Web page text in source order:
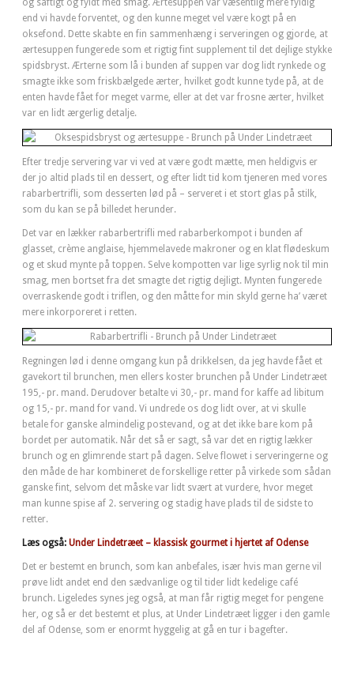
og saftigt og fyldt med smag. Ærtesuppen var væsentlig mere fyldig
end vi havde forventet, og den kunne meget vel være kogt på en
oksefond. Dette skabte en fin sammenhæng i serveringen og gjorde, at
ærtesuppen fungerede som et rigtig fint supplement til det dejlige stykke
spidsbryst. Ærterne som lå i bunden af suppen var dog lidt rynkede og
smagte ikke som friskbælgede ærter, hvilket godt kunne tyde på, at de
enten havde fået for meget varme, eller at det var frosne ærter, hvilket
var en lidt ærgerlig detalje.
Efter tredje servering var vi ved at være godt mætte, men heldigvis er
der jo altid plads til en dessert, og efter lidt tid kom tjeneren med vores
rabarbertrifli, som desserten lød på – serveret i et stort glas på stilk,
som du kan se på billedet herunder.
Det var en lækker rabarbertrifli med rabarberkompot i bunden af
glasset, crème anglaise, hjemmelavede makroner og en klat flødeskum
og et skud mynte på toppen. Selve kompotten var lige syrlig nok til min
smag, men bortset fra det smagte det rigtig dejligt. Mynten fungerede
overraskende godt i triflen, og den måtte for min skyld gerne ha’ været
mere inkorporeret i retten.
Regningen lød i denne omgang kun på drikkelsen, da jeg havde fået et
gavekort til brunchen, men ellers koster brunchen på Under Lindetræet
195,- pr. mand. Derudover betalte vi 30,- pr. mand for kaffe ad libitum
og 15,- pr. mand for vand. Vi undrede os dog lidt over, at vi skulle
betale for ganske almindelig postevand, og at det ikke bare kom på
bordet per automatik. Når det så er sagt, så var det en rigtig lækker
brunch og en glimrende start på dagen. Selve flowet i serveringerne og
den måde de har kombineret de forskellige retter på virkede som sådan
ganske fint, selvom det måske var lidt svært at vurdere, hvor meget
man kunne spise af 2. servering og stadig have plads til de sidste to
retter.
Læs også: Under Lindetræet – klassisk gourmet i hjertet af Odense
Det er bestemt en brunch, som kan anbefales, især hvis man gerne vil
prøve lidt andet end den sædvanlige og til tider lidt kedelige café
brunch. Ligeledes synes jeg også, at man får rigtig meget for pengene
her, og så er det bestemt et plus, at Under Lindetræet ligger i den gamle
del af Odense, som er enormt hyggelig at gå en tur i bagefter.